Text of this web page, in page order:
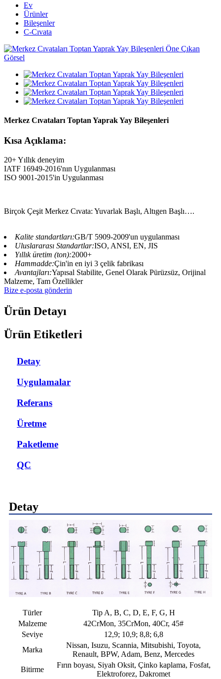
Ev
Ürünler
Bileşenler
C-Cıvata
Merkez Cıvataları Toptan Yaprak Yay Bileşenleri
Kısa Açıklama:
20+ Yıllık deneyim
IATF 16949-2016'nın Uygulanması
ISO 9001-2015'in Uygulanması
Birçok Çeşit Merkez Cıvata: Yuvarlak Başlı, Altıgen Başlı….
Kalite standartları:GB/T 5909-2009'un uygulanması
Uluslararası Standartlar:ISO, ANSI, EN, JIS
Yıllık üretim (ton):2000+
Hammadde:Çin'in en iyi 3 çelik fabrikası
Avantajları:Yapısal Stabilite, Genel Olarak Pürüzsüz, Orijinal
Malzeme, Tam Özellikler
Bize e-posta gönderin
Ürün Detayı
Ürün Etiketleri
Detay
Uygulamalar
Referans
Üretme
Paketleme
QC
Detay
Türler
Tip A, B, C, D, E, F, G, H
Malzeme
42CrMon, 35CrMon, 40Cr, 45#
Seviye
12,9; 10,9; 8,8; 6,8
Marka
Nissan, Isuzu, Scannia, Mitsubishi, Toyota,
Renault, BPW, Adam, Benz, Mercedes
Bitirme
Fırın boyası, Siyah Oksit, Çinko kaplama, Fosfat,
Elektroforez, Dakromet